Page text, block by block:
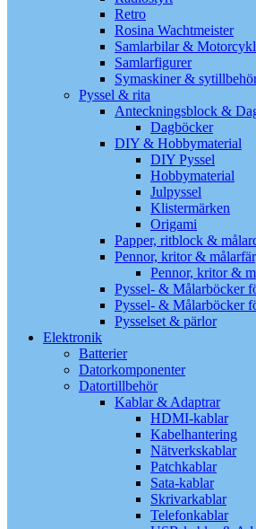
Retro
Rosina Wachtmeister
Samlarbilar &
Samlarfigurer
Symaskiner &
Pyssel & rita
Anteckningsblock &
Dagböcker
DIY & Hobbymaterial
DIY Pyssel
Hobbymaterial
Julpyssel
Klistermärken
Origami
Papper, ritblock &
Pennor, kritor &
Pennor, kritor &
Pyssel- & Målarböcker
Pyssel- & Målarböcker
Pysselset & pärlor
Elektronik
Batterier
Datorkomponenter
Datortillbehör
Kablar & Adaptrar
HDMI-kablar
Kabelhantering
Nätverkskablar
Patchkablar
Sata-kablar
Skrivarkablar
Telefonkablar